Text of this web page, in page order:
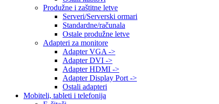
Produžne i zaštitne letve
Serveri/Serverski ormari
Standardne/računala
Ostale produžne letve
Adapteri za monitore
Adapter VGA ->
Adapter DVI ->
Adapter HDMI ->
Adapter Display Port ->
Ostali adapteri
Mobiteli, tableti i telefonija